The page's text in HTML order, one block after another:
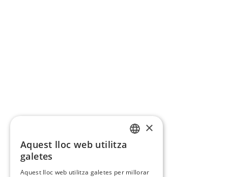
×
Aquest lloc web utilitza
galetes
Aquest lloc web utilitza galetes per millorar